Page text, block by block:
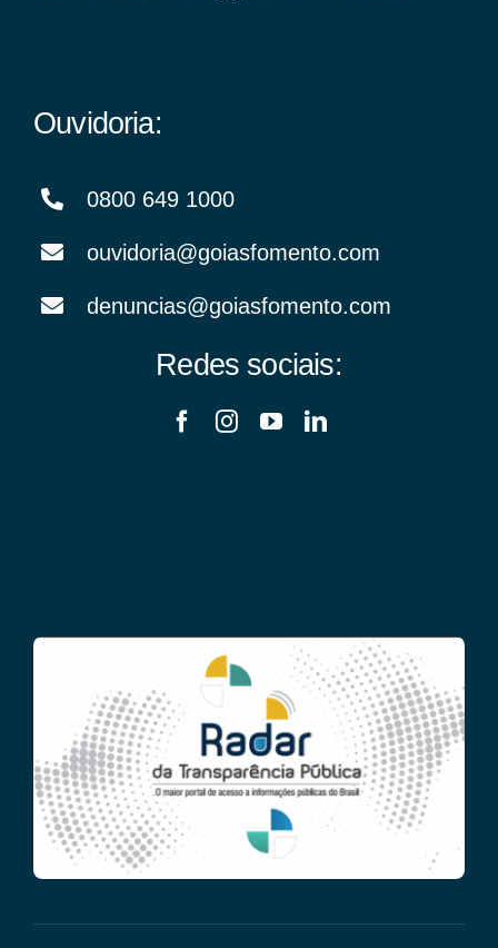
Ouvidoria:
0800 649 1000
ouvidoria@goiasfomento.com
denuncias@goiasfomento.com
Redes sociais: